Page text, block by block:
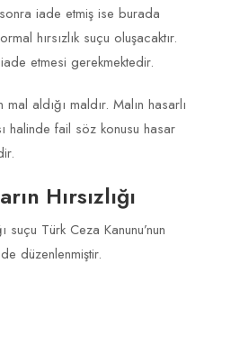
iade etmiş ise burada
hırsızlık suçu oluşacaktır.
etmesi gerekmektedir.
aldığı maldır. Malın hasarlı
halinde fail söz konusu hasar
Hırsızlığı
suçu Türk Ceza Kanunu’nun
düzenlenmiştir.